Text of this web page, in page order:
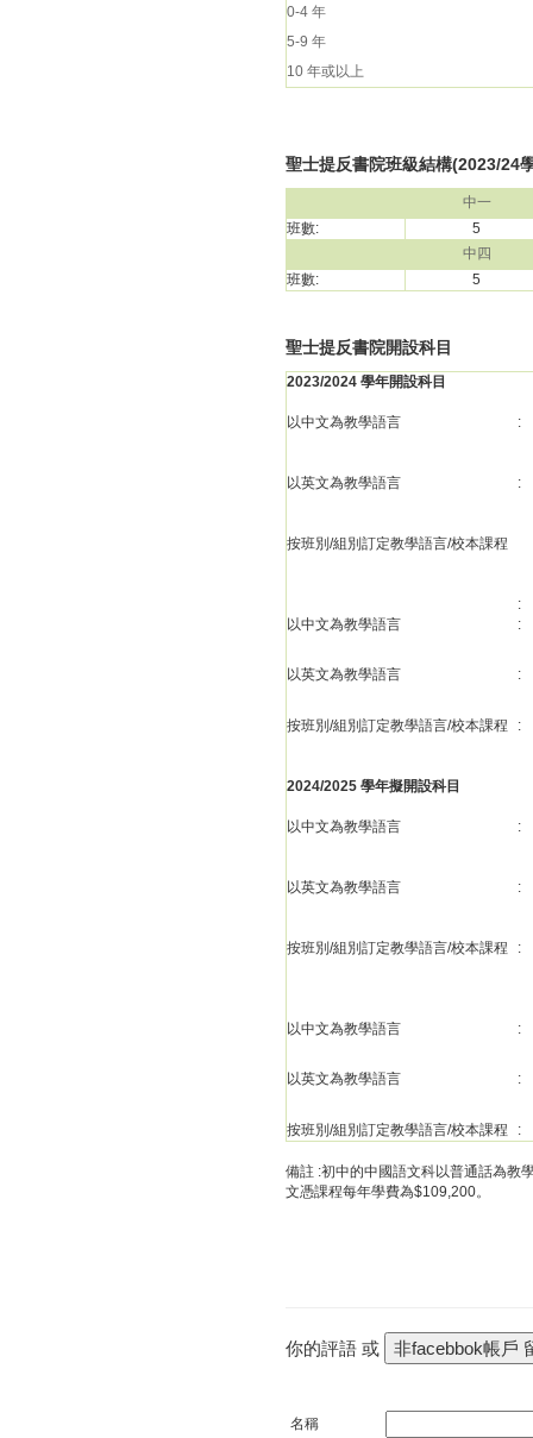
0-4 年
5-9 年
10 年或以上
聖士提反書院班級結構(2023/24
中一
班數:
5
中四
班數:
5
聖士提反書院開設科目
2023/2024 學年開設科目
以中文為教學語言 :
以英文為教學語言 :
按班別/組別訂定教學語言/校本課程
:
以中文為教學語言
:
以英文為教學語言 :
按班別/組別訂定教學語言/校本課程 :
2024/2025 學年擬開設科目
以中文為教學語言 :
以英文為教學語言 :
按班別/組別訂定教學語言/校本課程 :
以中文為教學語言 :
以英文為教學語言 :
按班別/組別訂定教學語言/校本課程 :
備註 :初中的中國語文科以普通話為教
文憑課程每年學費為$109,200。
你的評語 或
名稱